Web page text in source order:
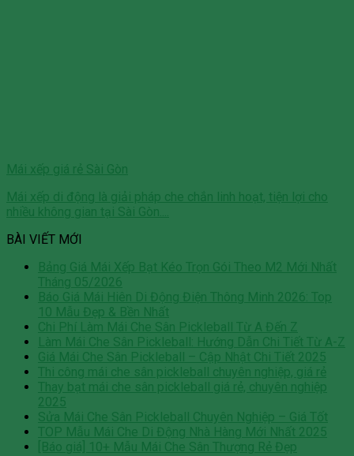
Mái xếp giá rẻ Sài Gòn
Mái xếp di động là giải pháp che chắn linh hoạt, tiện lợi cho
nhiều không gian tại Sài Gòn....
BÀI VIẾT MỚI
Bảng Giá Mái Xếp Bạt Kéo Trọn Gói Theo M2 Mới Nhất
Tháng 05/2026
Báo Giá Mái Hiên Di Động Điện Thông Minh 2026: Top
10 Mẫu Đẹp & Bền Nhất
Chi Phí Làm Mái Che Sân Pickleball Từ A Đến Z
Làm Mái Che Sân Pickleball: Hướng Dẫn Chi Tiết Từ A-Z
Giá Mái Che Sân Pickleball – Cập Nhật Chi Tiết 2025
Thi công mái che sân pickleball chuyên nghiệp, giá rẻ
Thay bạt mái che sân pickleball giá rẻ, chuyên nghiệp
2025
Sửa Mái Che Sân Pickleball Chuyên Nghiệp – Giá Tốt
TOP Mẫu Mái Che Di Động Nhà Hàng Mới Nhất 2025
[Báo giá] 10+ Mẫu Mái Che Sân Thượng Rẻ Đẹp